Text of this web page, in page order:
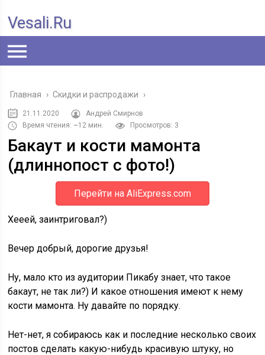
Vesali.ru
Главная › Скидки и распродажи ›
21.11.2020
Андрей Смирнов
Время чтения: ~12 мин.
Просмотров: 3
Бакаут и кости мамонта
(длиннопост с фото!)
Перейти на AliExpress.com
Хееей, заинтриговал?)
Вечер добрый, дорогие друзья!
Ну, мало кто из аудитории Пикабу знает, что такое
бакаут, не так ли?) И какое отношения имеют к нему
кости мамонта. Ну давайте по порядку.
Нет-нет, я собираюсь как и последние несколько своих
постов сделать какую-нибудь красивую штуку, но